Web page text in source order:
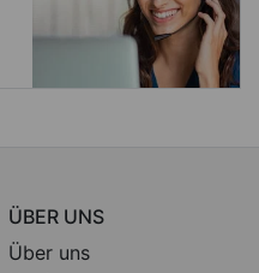
ÜBER UNS
Über uns